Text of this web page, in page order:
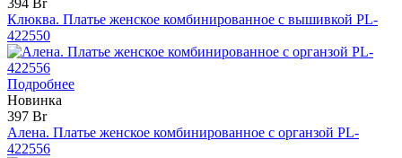
394 Br
Клюква. Платье женское комбинированное с вышивкой PL-
422550
Подробнее
Новинка
397 Br
Алена. Платье женское комбинированное с органзой PL-
422556